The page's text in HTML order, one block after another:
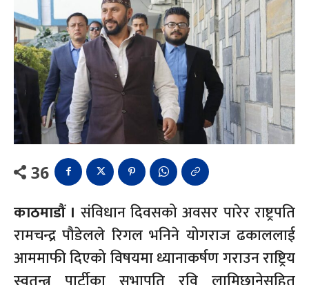
36
काठमाडौं । संविधान दिवसको अवसर पारेर राष्ट्रपति
रामचन्द्र पौडेलले रिगल भनिने योगराज ढकाललाई
आममाफी दिएको विषयमा ध्यानाकर्षण गराउन राष्ट्रिय